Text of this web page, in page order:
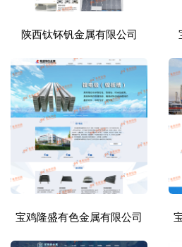
陕西钛钚钒金属有限公司
宝鸡隆盛有色金属有限公司